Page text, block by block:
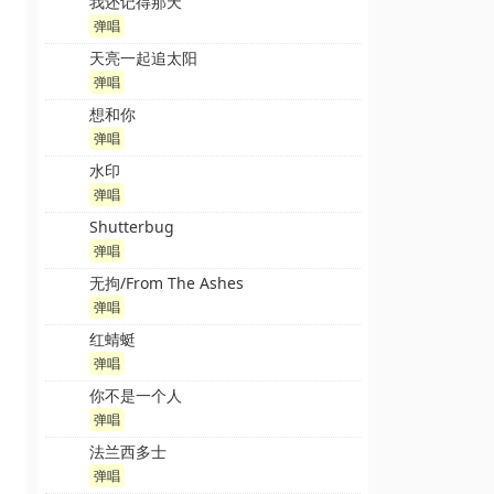
弹唱
天亮一起追太阳
弹唱
想和你
弹唱
水印
弹唱
Shutterbug
弹唱
无拘/From The Ashes
弹唱
红蜻蜓
弹唱
你不是一个人
弹唱
法兰西多士
弹唱